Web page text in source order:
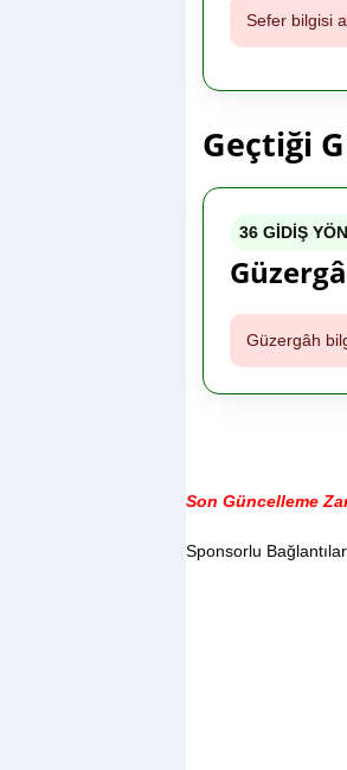
Sefer bilgisi
Geçtiği
36 GİDİŞ
Güzergâh
Son Güncelleme
Sponsorlu Bağlantılar